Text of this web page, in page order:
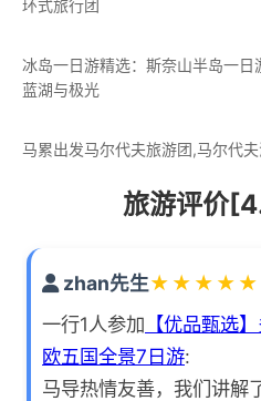
环式旅行团
冰岛一日游精选：斯奈山半岛一
蓝湖与极光
马累出发马尔代夫旅游团,马尔代
旅游评价
zhan先生★ ★ ★ ★ ★
一行1人参加 【优品甄选
欧五国全景7日游:
马导热情友善，我们讲解